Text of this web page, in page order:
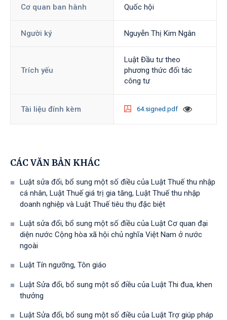
Cơ quan ban hành Quốc hội
Người ký Nguyễn Thị Kim Ngân
Trích yếu
Luật Đầu tư theo
phương thức đối tác
công tư
Tài liệu đính kèm 64.signed.pdf
CÁC VĂN BẢN KHÁC
Luật sửa đổi, bổ sung một số điều của Luật Thuế thu nhập
cá nhân, Luật Thuế giá trị gia tăng, Luật Thuế thu nhập
doanh nghiệp và Luật Thuế tiêu thụ đặc biệt
Luật sửa đổi, bổ sung một số điều của Luật Cơ quan đại
diện nước Cộng hòa xã hội chủ nghĩa Việt Nam ở nước
ngoài
Luật Tín ngưỡng, Tôn giáo
Luật Sửa đổi, bổ sung một số điều của Luật Thi đua, khen
thưởng
Luật Sửa đổi, bổ sung một số điều của Luật Trợ giúp pháp